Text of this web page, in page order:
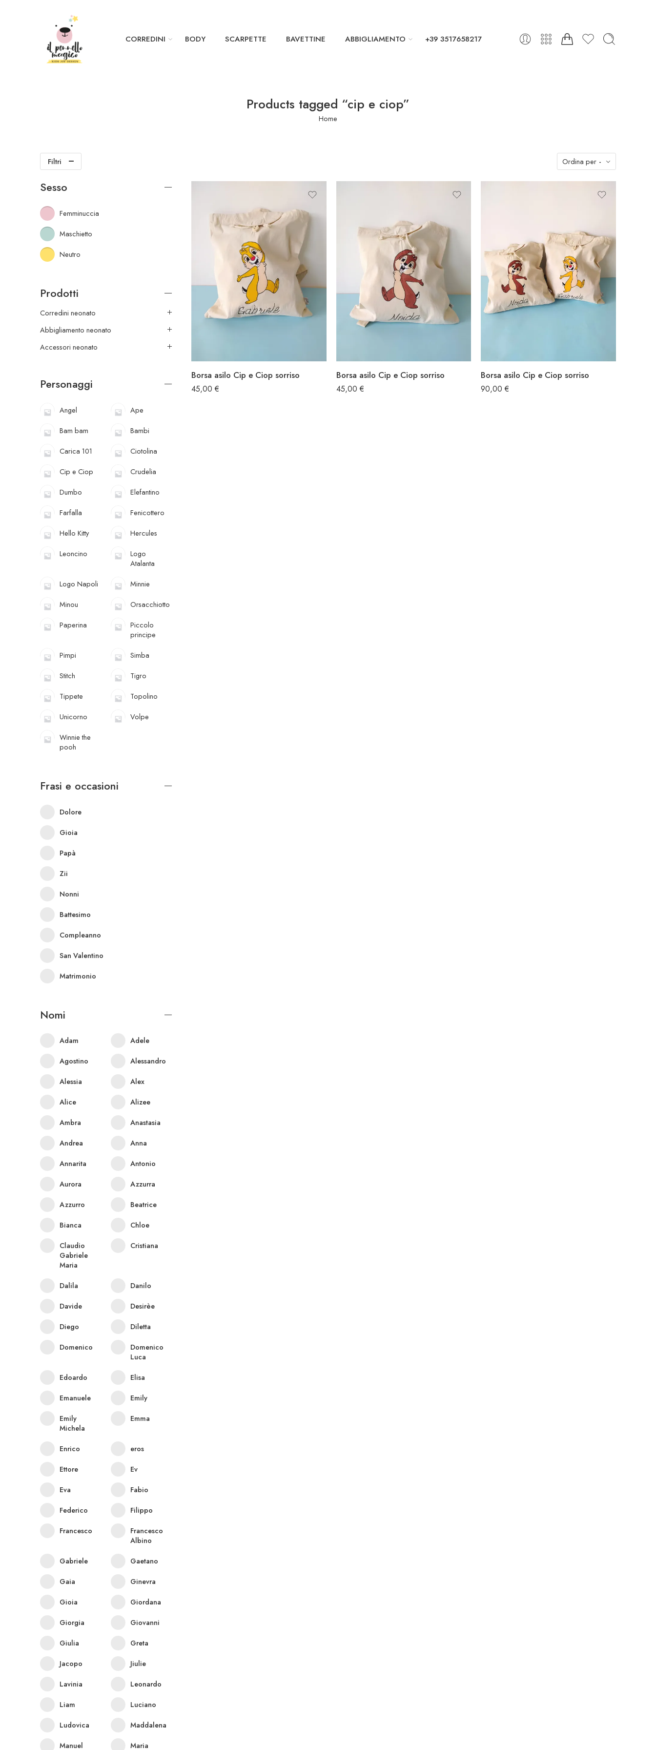
CORREDINI BODY SCARPETTE BAVETTINE ABBIGLIAMENTO +39 3517658217
Products tagged “cip e ciop”
Home
Filtri Ordina per -
Borsa asilo Cip e Ciop sorriso
45,00 €
Borsa asilo Cip e Ciop sorriso
45,00 €
Borsa asilo Cip e Ciop sorriso
90,00€
Sesso
Femminuccia
Maschietto
Neutro
Prodotti
Corredini neonato
Abbigliamento neonato
Accessori neonato
Personaggi
Angel
Ape
Bam bam
Bambi
Carica 101
Ciotolina
Cip e Ciop
Crudelia
Dumbo
Elefantino
Farfalla
Fenicottero
Hello Kitty
Hercules
Leoncino
Logo
Atalanta
Logo Napoli
Minnie
Minou
Orsacchiotto
Paperina
Piccolo
principe
Pimpi
Simba
Stitch
Tigro
Tippete
Topolino
Unicorno
Volpe
Winnie the
pooh
Frasi e occasioni
Dolore
Gioia
Papà
Zii
Nonni
Battesimo
Compleanno
San Valentino
Matrimonio
Nomi
Adam
Adele
Agostino
Alessandro
Alessia
Alex
Alice
Alizee
Ambra
Anastasia
Andrea
Anna
Annarita
Antonio
Aurora
Azzurra
Azzurro
Beatrice
Bianca
Chloe
Claudio
Gabriele
Maria
Cristiana
Dalila
Danilo
Davide
Desirèe
Diego
Diletta
Domenico
Domenico
Luca
Edoardo
Elisa
Emanuele
Emily
Emily
Michela
Emma
Enrico
eros
Ettore
Ev
Eva
Fabio
Federico
Filippo
Francesco
Francesco
Albino
Gabriele
Gaetano
Gaia
Ginevra
Gioia
Giordana
Giorgia
Giovanni
Giulia
Greta
Jacopo
Jiulie
Lavinia
Leonardo
Liam
Luciano
Ludovica
Maddalena
Manuel
Maria